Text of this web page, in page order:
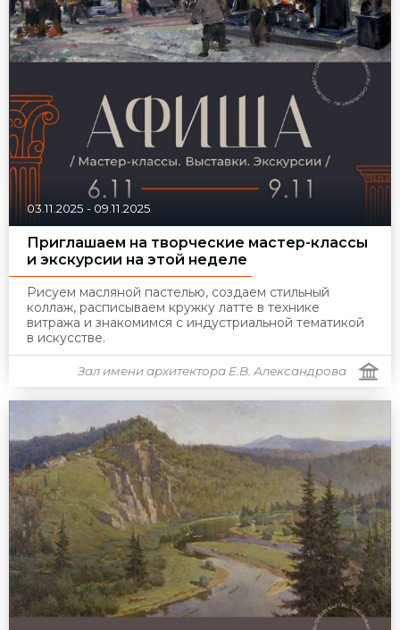
03.11.2025 - 09.11.2025
Приглашаем на творческие мастер-классы
и экскурсии на этой неделе
Рисуем масляной пастелью, создаем стильный
коллаж, расписываем кружку латте в технике
витража и знакомимся с индустриальной тематикой
в искусстве.
Зал имени архитектора Е.В. Александрова